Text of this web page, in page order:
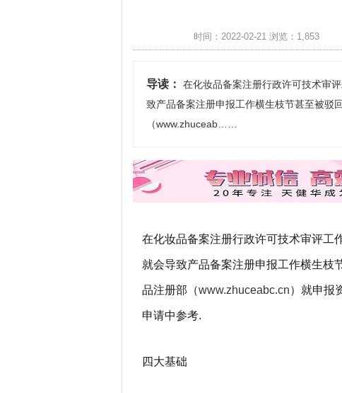
时间：2022-02-21 浏览：1,853
导读：
在化妆品备案注册行政许可技术审
致产品备案注册申报工作横生枝节甚至被驳
（www.zhuceab……
在化妆品备案注册行政许可技术审评工
就会导致产品备案注册申报工作横生枝
品注册部（www.zhuceabc.cn）就申报
申请中参考.
四大基础